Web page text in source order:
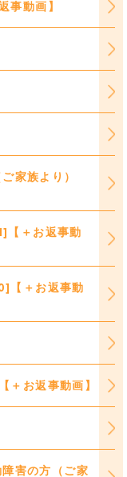
事動画】
家族より）
【＋お返事動
【＋お返事動
＋お返事動画】
害の方（ご家